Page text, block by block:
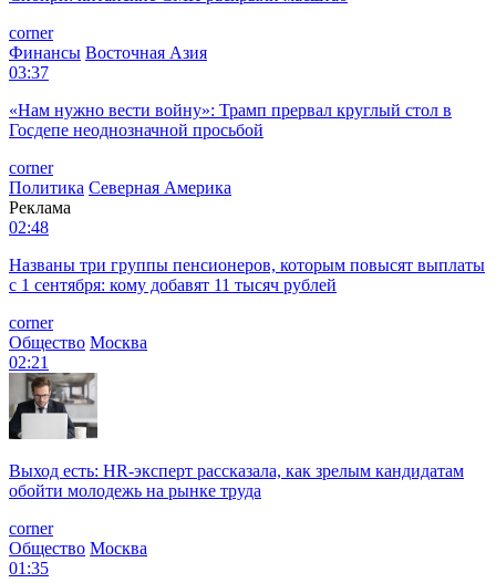
corner
Финансы Восточная Азия
03:37
«Нам нужно вести войну»: Трамп прервал круглый стол в
Госдепе неоднозначной просьбой
corner
Политика Северная Америка
Реклама
02:48
Названы три группы пенсионеров, которым повысят выплаты
с 1 сентября: кому добавят 11 тысяч рублей
corner
Общество Москва
02:21
Выход есть: HR-эксперт рассказала, как зрелым кандидатам
обойти молодежь на рынке труда
corner
Общество Москва
01:35